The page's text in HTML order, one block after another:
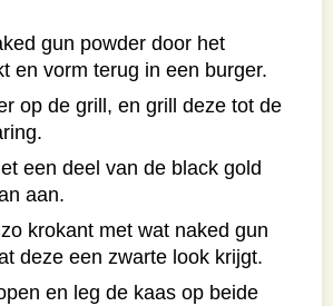
gun powder door het
en vorm terug in een burger.
op de grill, en grill deze tot de
een deel van de black gold
aan.
krokant met wat naked gun
deze een zwarte look krijgt.
en leg de kaas op beide